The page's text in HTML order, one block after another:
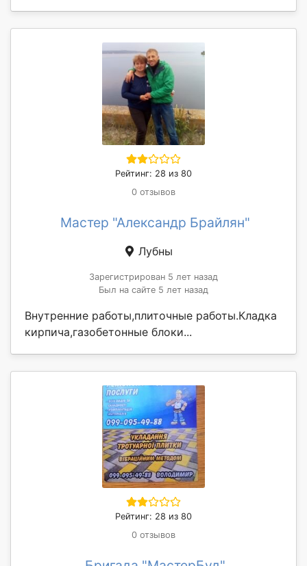
Рейтинг: 28 из 80
0 отзывов
Мастер "Александр Брайлян"
Лубны
Зарегистрирован 5 лет назад
Был на сайте 5 лет назад
Внутренние работы,плиточные работы.Кладка
кирпича,газобетонные блоки...
Рейтинг: 28 из 80
0 отзывов